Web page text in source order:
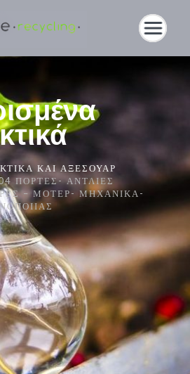
ΚΑΙ ΑΞΕΣΟΥΆΡ
ΠΌΡΤΕΣ- ΑΝΤΛΊΕΣ
– ΜΟΤΈΡ- ΜΗΧΑΝΙΚΆ-